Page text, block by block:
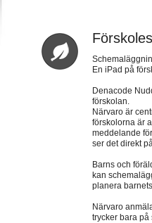
En iPad på
Denacode
förskolan.
Närvaro är
förskolorna är
meddelande
ser det direkt
Barns och
kan
planera
Närvaro
trycker bara på